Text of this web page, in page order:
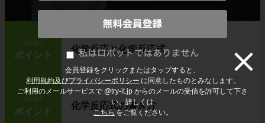
会員登録をクリックまたはタップすると、
利用規約及びプライバシーポリシー に同意したものとみなします。
ご利用のメールサービスで @try-it.jp からのメールの受信を許可して下さ
い。詳しくは
こちら をご覧ください。
step1
ポイント
化学反応と化学反応式
step2
ポイント
化学反応式の書き方